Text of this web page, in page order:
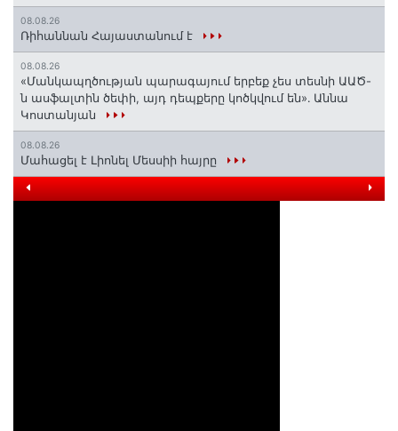
08.08.26
Ռիհաննան Հայաստանում է
08.08.26
«Մանկապղծության պարագայում երբեք չես տեսնի ԱԱԾ-
ն ասֆալտին ծեփի, այդ դեպքերը կոծկվում են»․ Աննա
Կոստանյան
08.08.26
Մահացել է Լիոնել Մեսսիի հայրը